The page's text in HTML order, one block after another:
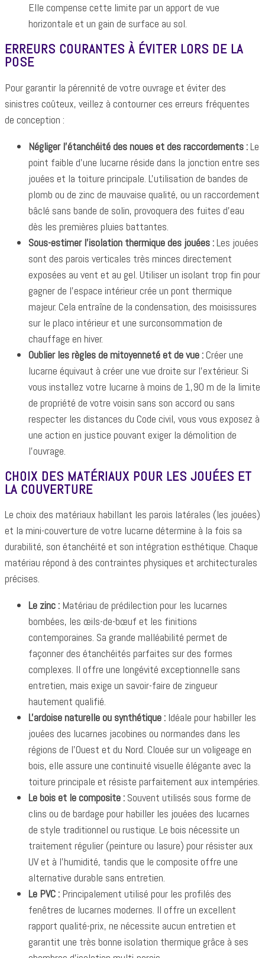
Elle compense cette limite par un apport de vue
horizontale et un gain de surface au sol.
ERREURS COURANTES À ÉVITER LORS DE LA
POSE
Pour garantir la pérennité de votre ouvrage et éviter des
sinistres coûteux, veillez à contourner ces erreurs fréquentes
de conception :
Négliger l'étanchéité des noues et des raccordements :Le
point faible d'une lucarne réside dans la jonction entre ses
jouées et la toiture principale. L'utilisation de bandes de
plomb ou de zinc de mauvaise qualité, ou un raccordement
bâclé sans bande de solin, provoquera des fuites d'eau
dès les premières pluies battantes.
Sous-estimer l'isolation thermique des jouées :Les jouées
sont des parois verticales très minces directement
exposées au vent et au gel. Utiliser un isolant trop fin pour
gagner de l'espace intérieur crée un pont thermique
majeur. Cela entraîne de la condensation, des moisissures
sur le placo intérieur et une surconsommation de
chauffage en hiver.
Oublier les règles de mitoyenneté et de vue :Créer une
lucarne équivaut à créer une vue droite sur l'extérieur. Si
vous installez votre lucarne à moins de 1,90 m de la limite
de propriété de votre voisin sans son accord ou sans
respecter les distances du Code civil, vous vous exposez à
une action en justice pouvant exiger la démolition de
l'ouvrage.
CHOIX DES MATÉRIAUX POUR LES JOUÉES ET
LA COUVERTURE
Le choix des matériaux habillant les parois latérales (les jouées)
et la mini-couverture de votre lucarne détermine à la fois sa
durabilité, son étanchéité et son intégration esthétique. Chaque
matériau répond à des contraintes physiques et architecturales
précises.
Le zinc : Matériau de prédilection pour les lucarnes
bombées, les œils-de-bœuf et les finitions
contemporaines. Sa grande malléabilité permet de
façonner des étanchéités parfaites sur des formes
complexes. Il offre une longévité exceptionnelle sans
entretien, mais exige un savoir-faire de zingueur
hautement qualifié.
L'ardoise naturelle ou synthétique : Idéale pour habiller les
jouées des lucarnes jacobines ou normandes dans les
régions de l'Ouest et du Nord. Clouée sur un voligeage en
bois, elle assure une continuité visuelle élégante avec la
toiture principale et résiste parfaitement aux intempéries.
Le bois et le composite : Souvent utilisés sous forme de
clins ou de bardage pour habiller les jouées des lucarnes
de style traditionnel ou rustique. Le bois nécessite un
traitement régulier (peinture ou lasure) pour résister aux
UV et à l'humidité, tandis que le composite offre une
alternative durable sans entretien.
Le PVC : Principalement utilisé pour les profilés des
fenêtres de lucarnes modernes. Il offre un excellent
rapport qualité-prix, ne nécessite aucun entretien et
garantit une très bonne isolation thermique grâce à ses